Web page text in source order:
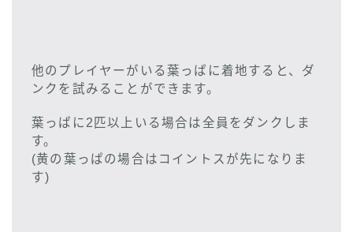
他のプレイヤーがいる葉っぱに着地すると、ダ
ンクを試みることができます。
葉っぱに2匹以上いる場合は全員をダンクしま
す。
(黄の葉っぱの場合はコイントスが先になりま
す)